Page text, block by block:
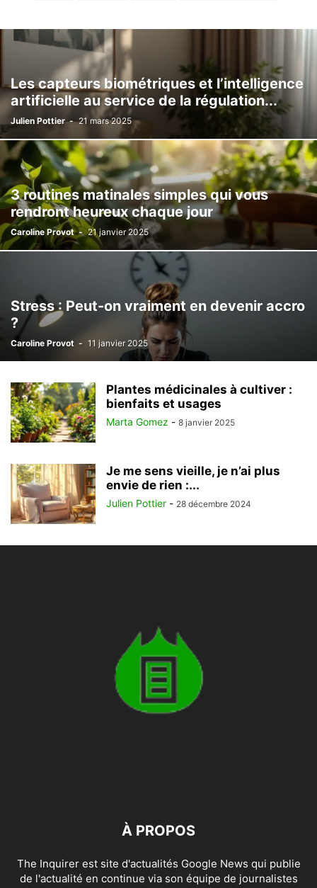
Les capteurs biométriques et l’intelligence
artificielle au service de la régulation...
Julien Pottier - 21 mars 2025
3 routines matinales simples qui vous
rendront heureux chaque jour
Caroline Provot - 21 janvier 2025
Stress : Peut-on vraiment en devenir accro
?
Caroline Provot - 11 janvier 2025
Plantes médicinales à cultiver :
bienfaits et usages
Marta Gomez - 8 janvier 2025
Je me sens vieille, je n’ai plus
envie de rien :...
Julien Pottier - 28 décembre 2024
À PROPOS
The Inquirer est site d'actualités Google News qui publie
de l'actualité en continue via son équipe de journalistes